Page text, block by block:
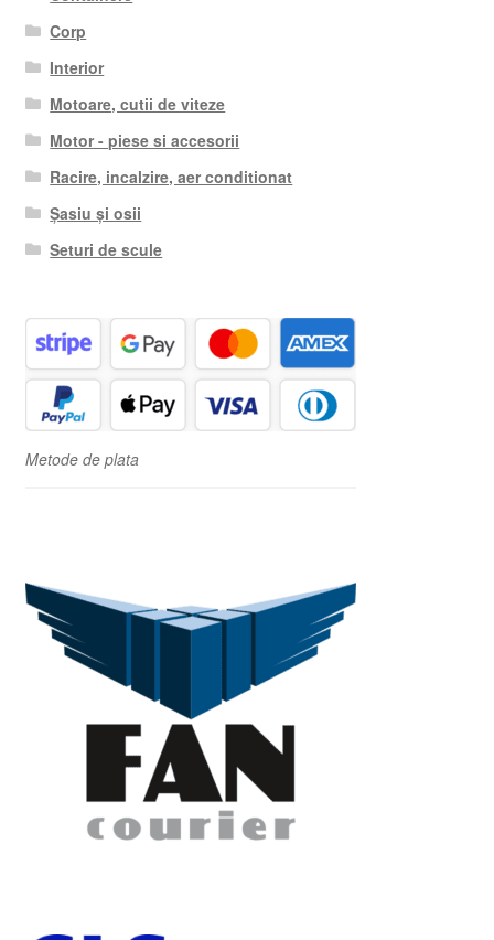
Corp
Interior
Motoare, cutii de viteze
Motor - piese si accesorii
Racire, incalzire, aer conditionat
Șasiu și osii
Seturi de scule
Metode de plata